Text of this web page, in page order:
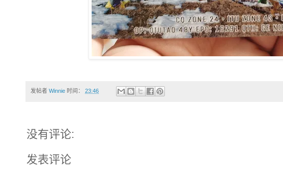
发帖者 Winnie 时间： 23:46
没有评论:
发表评论